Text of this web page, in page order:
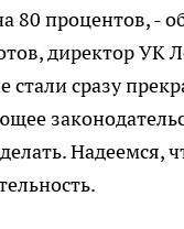
80 процентов, -
директор УК
сразу
Надеемся,